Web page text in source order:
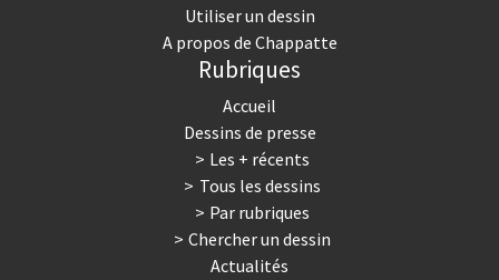
Utiliser un dessin
A propos de Chappatte
Rubriques
Accueil
Dessins de presse
Les + récents
Tous les dessins
Par rubriques
Chercher un dessin
Actualités